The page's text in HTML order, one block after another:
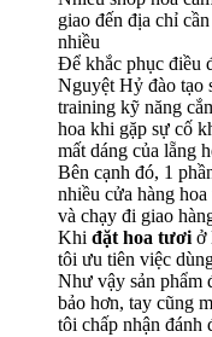
giao đến địa chỉ
nhiều
Để khắc phục điều
Nguyệt Hỷ đào tạo
training kỹ năng
hoa khi gặp sự cố
mất dáng của lẵng
Bên cạnh đó, 1
nhiều cửa hàng
và chạy đi giao
Khi đặt hoa tươi ở
tôi ưu tiên việc
Như vậy sản phẩm
bảo hơn, tay cũng
tôi chấp nhận đánh